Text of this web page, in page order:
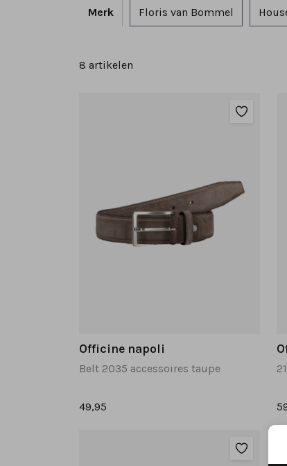
Merk Floris van Bommel
8 artikelen
Officine napoli
Belt 2035 accessoires taupe
49,95